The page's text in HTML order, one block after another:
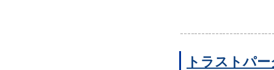
トラストパ